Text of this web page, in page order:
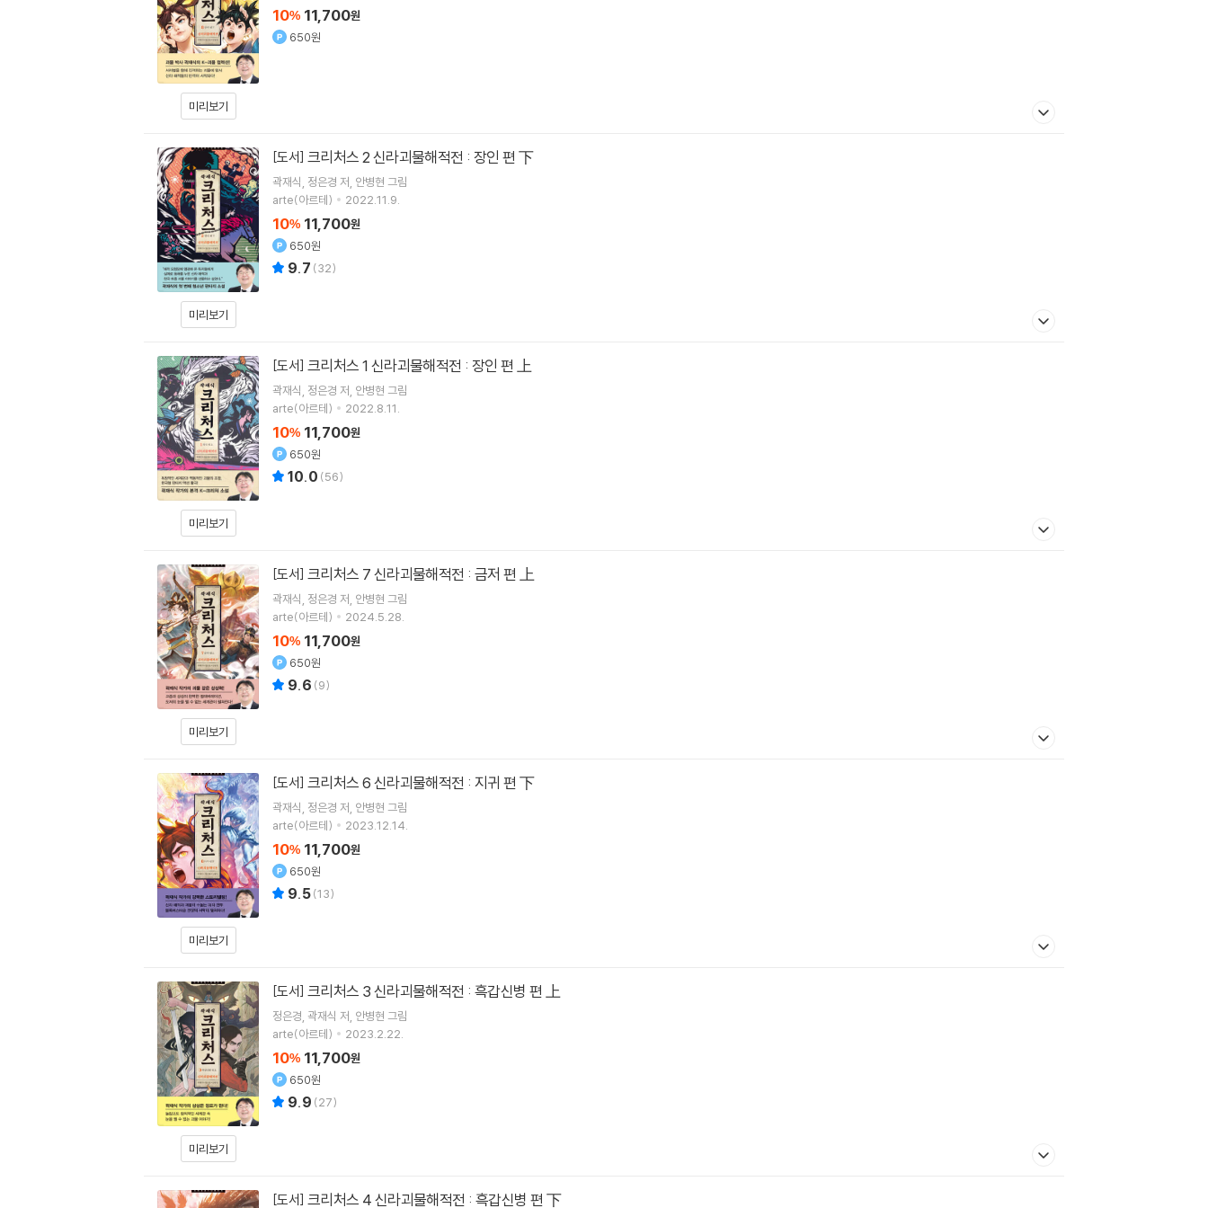
미리보기
10% 11,700원
650원
미리보기
[도서] 크리처스 2 신라괴물해적전 : 장인 편 下
곽재식 정은경 저 안병현 그림
arte(아르테)
2022.11.9.
10% 11,700원
650원
9.7 (32)
미리보기
[도서] 크리처스 1 신라괴물해적전 : 장인 편 上
곽재식 정은경 저 안병현 그림
arte(아르테)
2022.8.11.
10% 11,700원
650원
10.0 (56)
미리보기
[도서] 크리처스 7 신라괴물해적전 : 금저 편 上
곽재식 정은경 저 안병현 그림
arte(아르테)
2024.5.28.
10% 11,700원
650원
9.6 (9)
미리보기
[도서] 크리처스 6 신라괴물해적전 : 지귀 편 下
곽재식 정은경 저 안병현 그림
arte(아르테)
2023.12.14.
10% 11,700원
650원
9.5(13)
미리보기
[도서] 크리처스 3 신라괴물해적전 : 흑갑신병 편 上
정은경 곽재식 저 안병현 그림
arte(아르테)
2023.2.22.
10% 11,700원
650원
9.9 (27)
[도서] 크리처스 4 신라괴물해적전 : 흑갑신병 편 下